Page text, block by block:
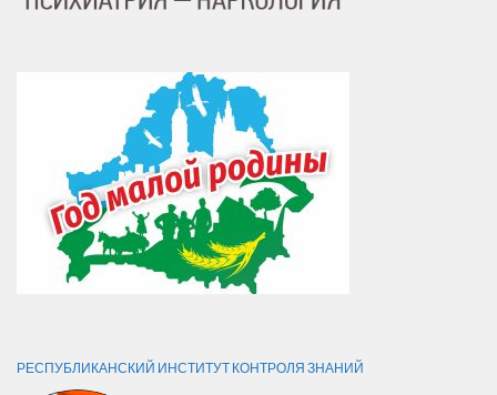
РЕСПУБЛИКАНСКИЙ ИНСТИТУТ КОНТРОЛЯ ЗНАНИЙ